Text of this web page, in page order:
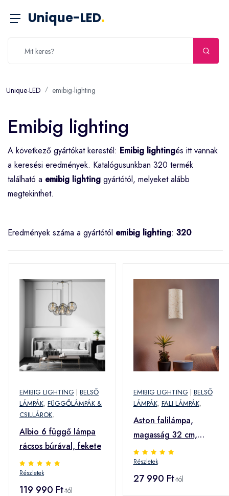
Unique-LED.
Unique-LED emibig-lighting
Emibig lighting
A következő gyártókat kerestél: Emibig lightingés itt vannak
a keresési eredmények. Katalógusunkban 320 termék
található a emibig lighting gyártótól, melyeket alább
megtekinthet.
Eredmények száma a gyártótól emibig lighting: 320
EMIBIG LIGHTING | BELSŐ
LÁMPÁK, FÜGGŐLÁMPÁK &
CSILLÁROK,
Albio 6 függő lámpa
rácsos búrával, fekete
Részletek
119 990 Ft-tól
EMIBIG LIGHTING | BELSŐ
LÁMPÁK, FALI LÁMPÁK,
Aston falilámpa,
magasság 32 cm,
parafa megjelenés
Részletek
27 990 Ft-tól